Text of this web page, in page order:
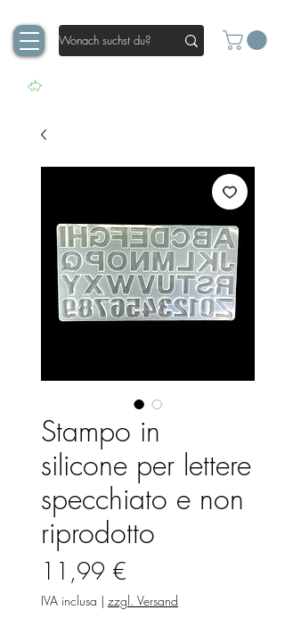
Stampo in
silicone per lettere
specchiato e non
riprodotto
11,99 €
IVA inclusa | zzgl. Versand